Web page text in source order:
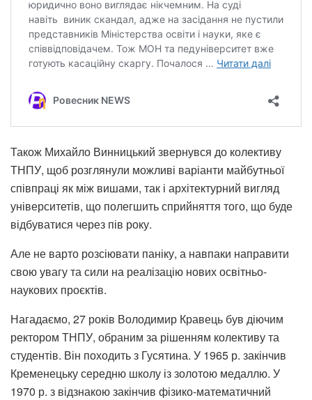
Також Михайло Винницький звернувся до колективу
ТНПУ, щоб розглянули можливі варіанти майбутньої
співпраці як між вишами, так і архітектурний вигляд
університетів, що полегшить сприйняття того, що буде
відбуватися через пів року.
Але не варто розсіювати паніку, а навпаки направити
свою увагу та сили на реалізацію нових освітньо-
наукових проєктів.
Нагадаємо, 27 років Володимир Кравець був діючим
ректором ТНПУ, обраним за рішенням колективу та
студентів. Він походить з Гусятина. У 1965 р. закінчив
Кременецьку середню школу із золотою медаллю. У
1970 р. з відзнакою закінчив фізико-математичний